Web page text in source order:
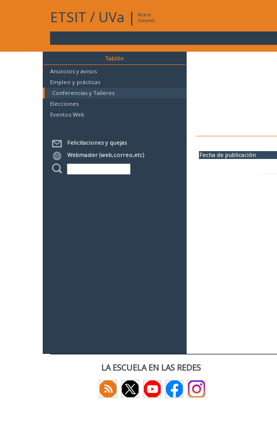
ETSIT / UVa |
Acceso
Intranet
Tablón
Anuncios y avisos
Empleo y prácticas
Conferencias y Talleres
Elecciones
Eventos Web
Felicitaciones y quejas
Webmaster (web,correo,etc)
Fecha de publicación
LA ESCUELA EN LAS REDES